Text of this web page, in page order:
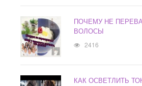
ПОЧЕМУ НЕ
ВОЛОСЫ
2416
КАК ОСВЕТЛИТЬ